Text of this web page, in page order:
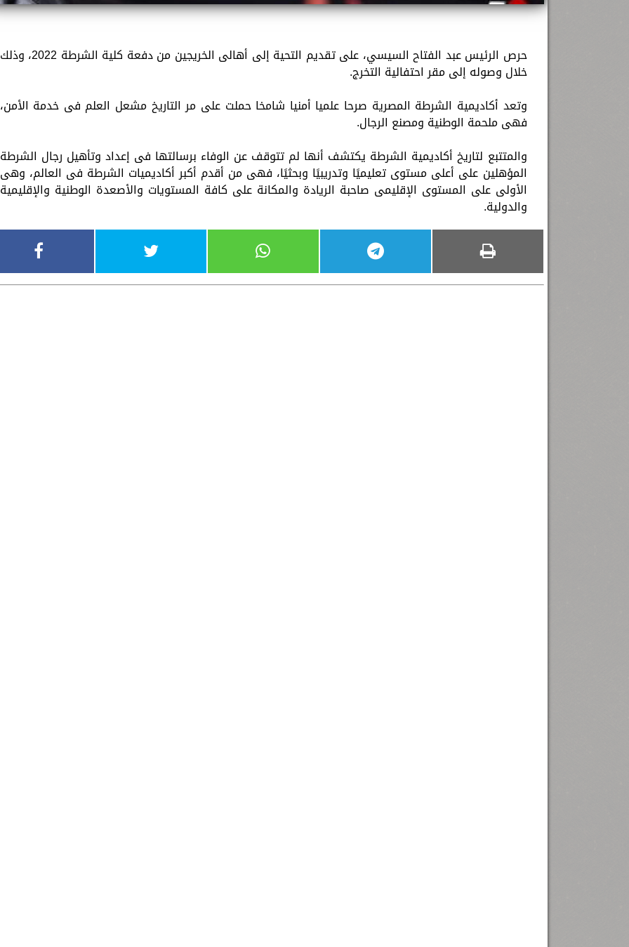
حرص الرئيس عبد الفتاح السيسي، على تقديم التحية إلى أهالى الخريجين من دفعة كلية الشرطة 2022، وذلك
خلال وصوله إلى مقر احتفالية التخرج.
وتعد أكاديمية الشرطة المصرية صرحا علميا أمنيا شامخا حملت على مر التاريخ مشعل العلم فى خدمة الأمن،
فهى ملحمة الوطنية ومصنع الرجال.
والمتتبع لتاريخ أكاديمية الشرطة يكتشف أنها لم تتوقف عن الوفاء برسالتها فى إعداد وتأهيل رجال الشرطة
المؤهلين على أعلى مستوى تعليميًا وتدريبيًا وبحثيًا، فهى من أقدم أكبر أكاديميات الشرطة فى العالم، وهى
الأولى على المستوى الإقليمى صاحبة الريادة والمكانة على كافة المستويات والأصعدة الوطنية والإقليمية
والدولية.